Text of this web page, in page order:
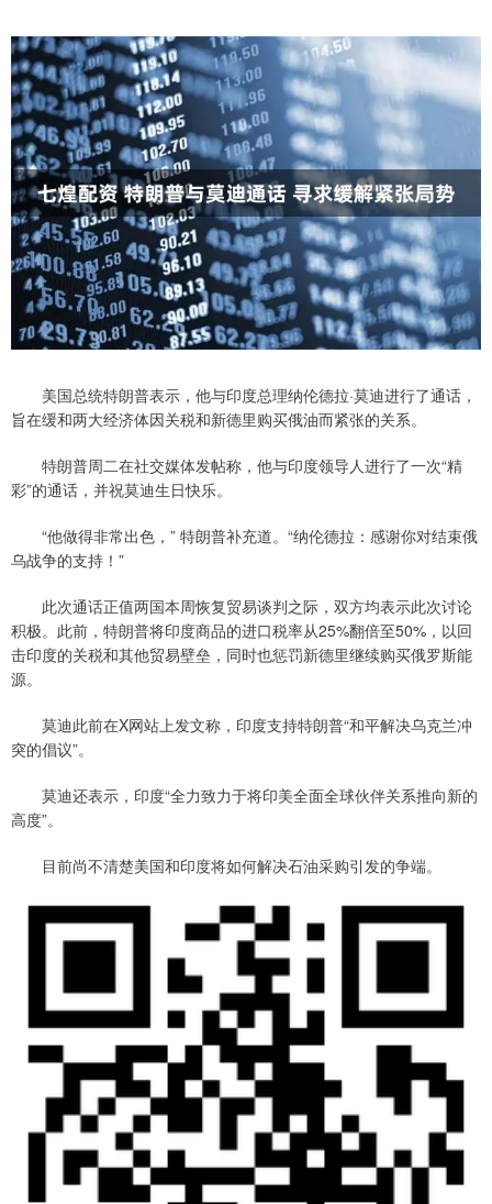
美国总统特朗普表示，他与印度总理纳伦德拉·莫迪进行了通话，
旨在缓和两大经济体因关税和新德里购买俄油而紧张的关系。
特朗普周二在社交媒体发帖称，他与印度领导人进行了一次“精
彩”的通话，并祝莫迪生日快乐。
“他做得非常出色，” 特朗普补充道。“纳伦德拉：感谢你对结束俄
乌战争的支持！”
此次通话正值两国本周恢复贸易谈判之际，双方均表示此次讨论
积极。此前，特朗普将印度商品的进口税率从25%翻倍至50%，以回
击印度的关税和其他贸易壁垒，同时也惩罚新德里继续购买俄罗斯能
源。
莫迪此前在X网站上发文称，印度支持特朗普“和平解决乌克兰冲
突的倡议”。
莫迪还表示，印度“全力致力于将印美全面全球伙伴关系推向新的
高度”。
目前尚不清楚美国和印度将如何解决石油采购引发的争端。